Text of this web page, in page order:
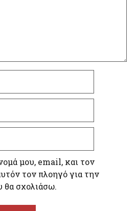
μου, email, και τον
τον πλοηγό για την
θα σχολιάσω.